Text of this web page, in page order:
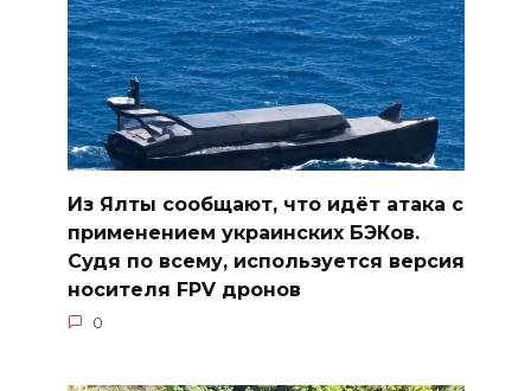
Из Ялты сообщают, что идёт атака с
применением украинских БЭКов.
Судя по всему, используется версия
носителя FPV дронов
0